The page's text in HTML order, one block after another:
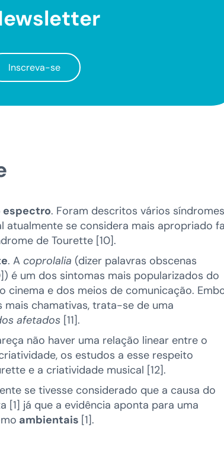
Inscreva-se
espectro. Foram descritos vários
atualmente se considera mais apropriado
de Tourette [10].
. A coprolalia (dizer palavras obscenas
é um dos sintomas mais popularizados do
cinema e dos meios de comunicação.
mais chamativas, trata-se de uma
afetados [11].
não haver uma relação linear entre o
os estudos a esse respeito
e a criatividade musical [12].
se tivesse considerado que a causa do
já que a evidência aponta para uma
ambientais [1].